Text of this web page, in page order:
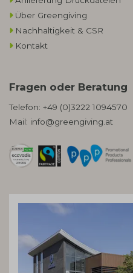
Über Greengiving
Nachhaltigkeit & CSR
Kontakt
Fragen oder Beratung
Telefon: +49 (0)3222 1094570
Mail: info@greengiving.at